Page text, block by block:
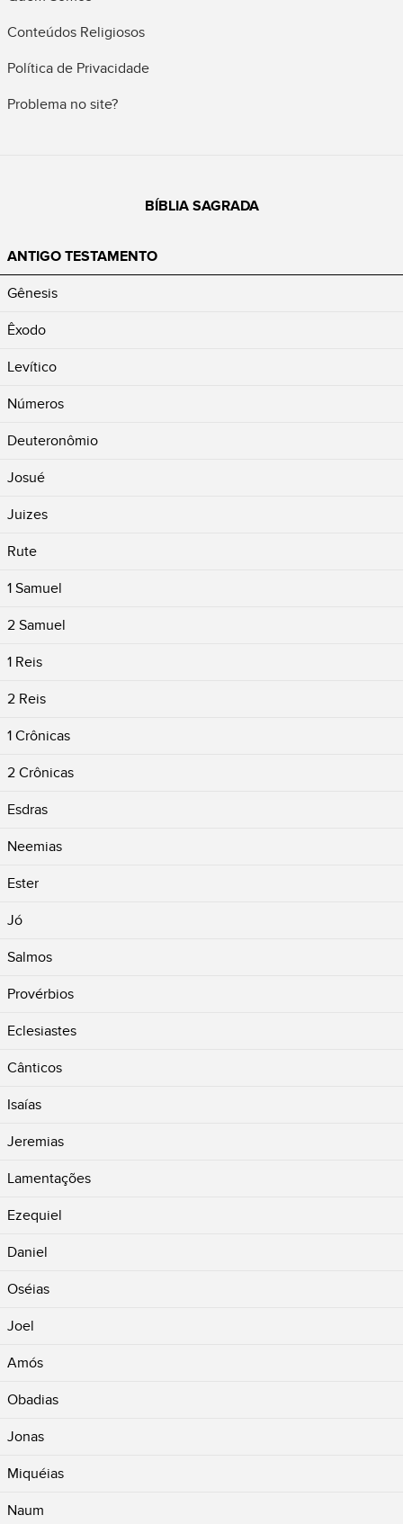
Conteúdos Religiosos
Política de Privacidade
Problema no site?
BÍBLIA SAGRADA
ANTIGO TESTAMENTO
Gênesis
Êxodo
Levítico
Números
Deuteronômio
Josué
Juizes
Rute
1 Samuel
2 Samuel
1 Reis
2 Reis
1 Crônicas
2 Crônicas
Esdras
Neemias
Ester
Jó
Salmos
Provérbios
Eclesiastes
Cânticos
Isaías
Jeremias
Lamentações
Ezequiel
Daniel
Oséias
Joel
Amós
Obadias
Jonas
Miquéias
Naum